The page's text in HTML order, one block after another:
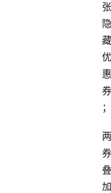
张
隐
藏
优
惠
券
；
两
券
叠
加